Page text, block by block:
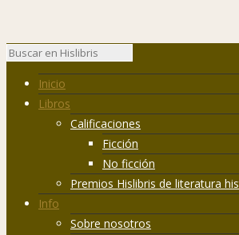
Inicio
Libros
Calificaciones
Ficción
No ficción
Premios Hislibris de literatura
Info
Sobre nosotros